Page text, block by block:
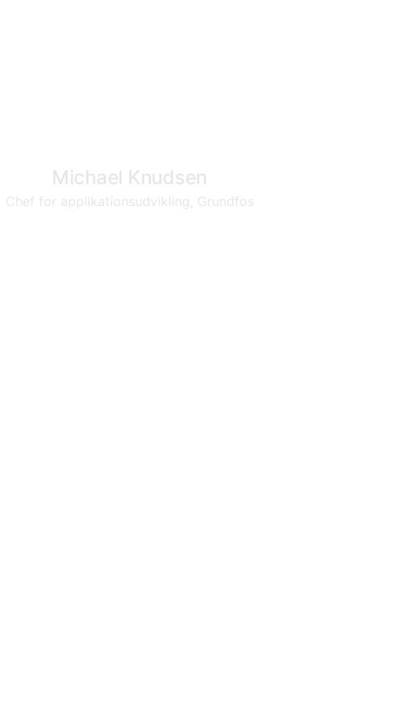
Michael Knudsen
Chef for applikationsudvikling, Grundfos